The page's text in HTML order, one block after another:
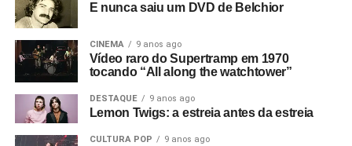
E nunca saiu um DVD de Belchior
CINEMA 9 anos ago
Vídeo raro do Supertramp em 1970
tocando “All along the watchtower”
DESTAQUE 9 anos ago
Lemon Twigs: a estreia antes da estreia
CULTURA POP 9 anos ago